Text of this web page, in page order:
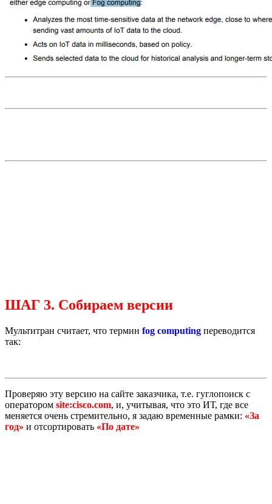
ШАГ 3. Собираем версии
Мультитран считает, что термин fog computing переводится
так:
Проверяю эту версию на сайте заказчика, т.е. гуглопоиск с
оператором site:cisco.com, и, учитывая, что это ИТ, где все
меняется очень стремительно, я задаю временные рамки: «За
год» и отсортировать «По дате»